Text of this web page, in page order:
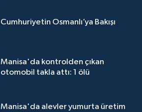
Cumhuriyetin Osmanlı’ya Bakışı
Manisa'da kontrolden çıkan
otomobil takla attı: 1 ölü
Manisa'da alevler yumurta üretim